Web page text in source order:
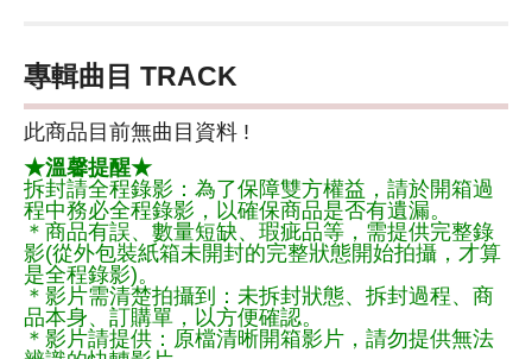
專輯曲目 TRACK
此商品目前無曲目資料 !
★溫馨提醒★
拆封請全程錄影：為了保障雙方權益，請於開箱過
程中務必全程錄影，以確保商品是否有遺漏。
＊商品有誤、數量短缺、瑕疵品等，需提供完整錄
影(從外包裝紙箱未開封的完整狀態開始拍攝，才算
是全程錄影)。
＊影片需清楚拍攝到：未拆封狀態、拆封過程、商
品本身、訂購單，以方便確認。
＊影片請提供：原檔清晰開箱影片，請勿提供無法